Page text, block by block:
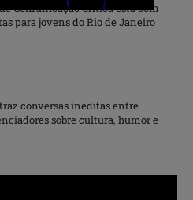
Comunicação Crítica está com
para jovens do Rio de Janeiro
conversas inéditas entre
sobre cultura, humor e